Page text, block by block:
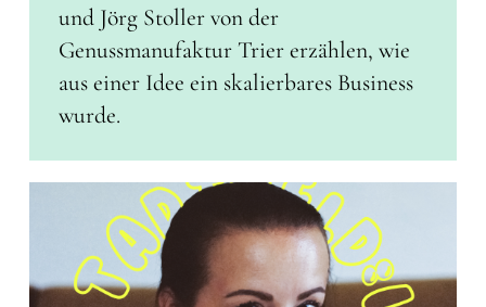
und Jörg Stoller von der
Genussmanufaktur Trier erzählen, wie
aus einer Idee ein skalierbares Business
wurde.